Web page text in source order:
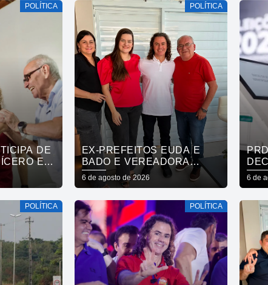
POLÍTICA
DE
E
POLÍTICA
EX-PREFEITOS EUDA E
BADO E VEREADORA
MARINA VENÂNCIO, DE
CUITÉ, REAFIRMAM APOIO
ANDRÉ GADELHA
6 de agosto de 2026 6 de
POLÍTICA POLÍTICA